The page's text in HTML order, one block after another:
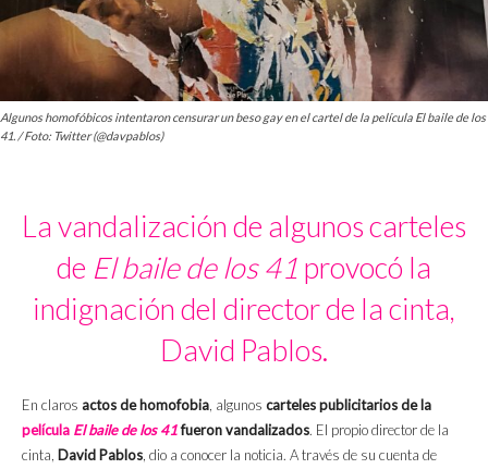
Algunos homofóbicos intentaron censurar un beso gay en el cartel de la película El baile de los
41. / Foto: Twitter (@davpablos)
La vandalización de algunos carteles
de El baile de los 41 provocó la
indignación del director de la cinta,
David Pablos.
En claros actos de homofobia, algunos carteles publicitarios de la
película El baile de los 41fueron vandalizados. El propio director de la
cinta, David Pablos, dio a conocer la noticia. A través de su cuenta de